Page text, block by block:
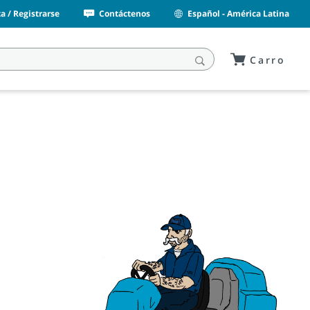
/ Registrarse Contáctenos Español - América Latina
Carro